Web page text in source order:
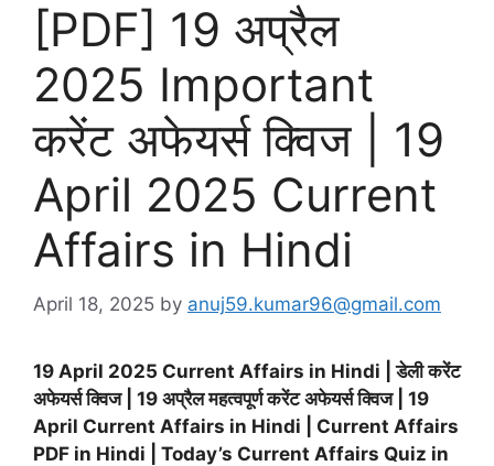
[PDF] 19 अप्रैल
2025 Important
करेंट अफेयर्स क्विज | 19
April 2025 Current
Affairs in Hindi
April 18, 2025 by anuj59.kumar96@gmail.com
19 April 2025 Current Affairs in Hindi | डेली करेंट
अफेयर्स क्विज | 19 अप्रैल महत्वपूर्ण करेंट अफेयर्स क्विज | 19
April Current Affairs in Hindi | Current Affairs
PDF in Hindi | Today’s Current Affairs Quiz in